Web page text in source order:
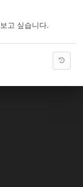
고 싶습니다.